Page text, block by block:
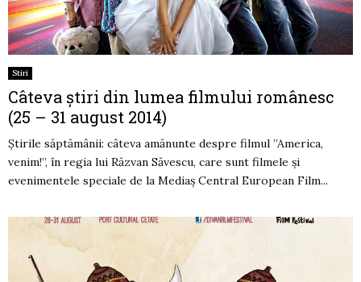
Stiri
Câteva știri din lumea filmului românesc
(25 – 31 august 2014)
Știrile săptămânii: câteva amănunte despre filmul ”America,
venim!”, în regia lui Răzvan Săvescu, care sunt filmele și
evenimentele speciale de la Mediaş Central European Film...